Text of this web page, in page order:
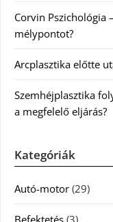
Corvin Pszichológia
mélypontot?
Arcplasztika előtte
Szemhéjplasztika
a megfelelő eljárás?
Kategóriák
Autó-motor (29)
Befektetés (3)